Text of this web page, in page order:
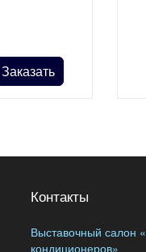
Заказать
Контакты
Выставочный салон
кондиционеров»